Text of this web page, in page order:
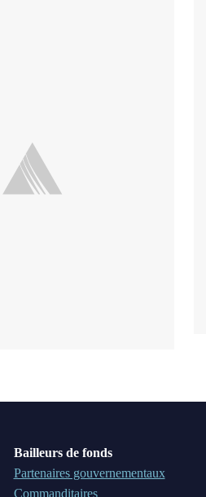
Bailleurs de fonds
Partenaires gouvernementaux
Commanditaires